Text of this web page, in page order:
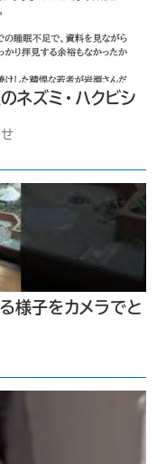
ネズミ・ハクビシ
様子をカメラでと